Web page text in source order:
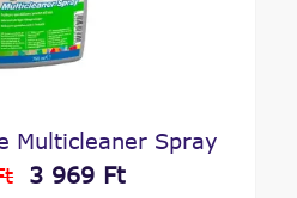
Multicleaner Spray
3 969 Ft